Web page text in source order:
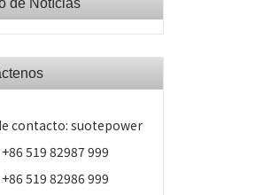
de Notícias
contacto: suotepower
519 82987 999
519 82986 999